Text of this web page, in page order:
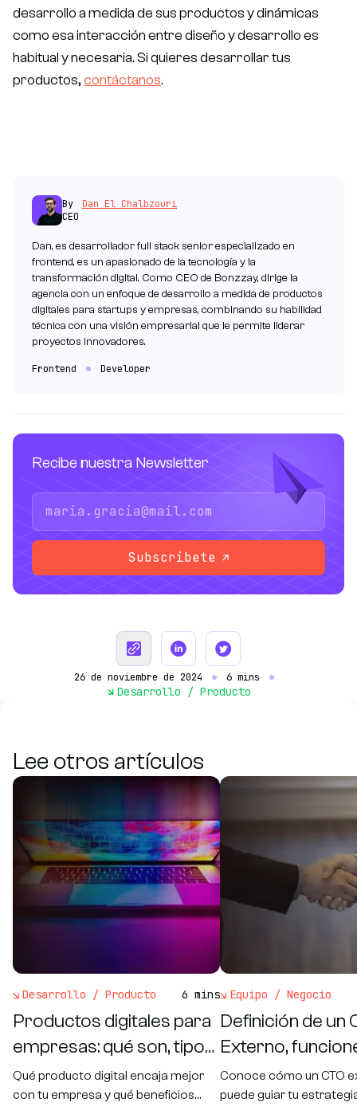
desarrollo a medida de sus productos y dinámicas
como esa interacción entre diseño y desarrollo es
habitual y necesaria. Si quieres desarrollar tus
productos,contáctanos.
By
Dan El Chalbzouri
CEO
Dan, es desarrollador full stack senior especializado en
frontend, es un apasionado de la tecnología y la
transformación digital. Como CEO de Bonzzay, dirige la
agencia con un enfoque de desarrollo a medida de productos
digitales para startups y empresas, combinando su habilidad
técnica con una visión empresarial que le permite liderar
proyectos innovadores.
Frontend Developer
Recibe nuestra Newsletter
Subscribete
26 de noviembre de 2024 6 mins
Desarrollo / Producto
Lee otros artículos
Desarrollo / Producto 6 mins
Productos digitales para
empresas: qué son, tipos
y beneficios
Qué producto digital encaja mejor
con tu empresa y qué beneficios
Equipo / Negocio
Definición de un
Externo,
beneficios.
Conoce cómo un CTO
puede guiar tu